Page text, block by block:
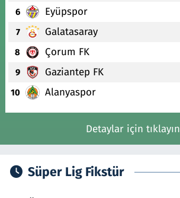
6 Eyüpspor
7 Galatasaray
8 Çorum FK
9 Gaziantep FK
10 Alanyaspor
Detaylar için tıklayın
Süper Lig Fikstür